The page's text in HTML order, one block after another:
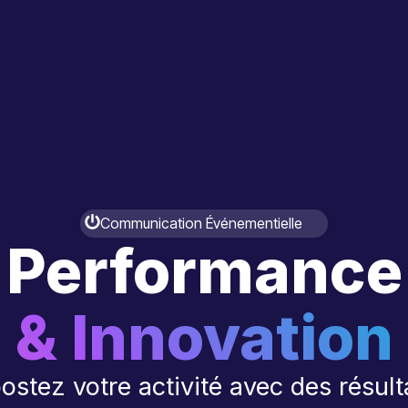
Communication Événementielle
Performance
& Innovation
votre activité avec des